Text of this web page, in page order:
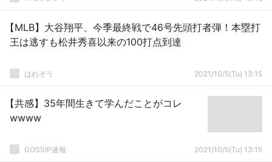
【MLB】大谷翔平、今季最終戦で46号先頭打者弾！本塁打
王は逃すも松井秀喜以来の100打点到達
はれぞう 2021/10/5(Tu) 13:15
【共感】35年間生きて学んだことがコレ
wwww
GOSSIP速報 2021/10/5(Tu) 13:15